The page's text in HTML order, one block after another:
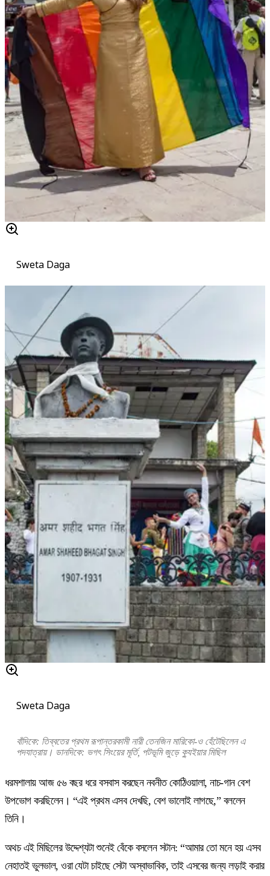
Sweta Daga
Sweta Daga
বাঁদিকে: তিব্বতের প্রথম রূপান্তরকামী নারী তেনজিন মারিকো-ও হেঁটেছিলেন এ
পদযাত্রায়। ডানদিকে: ভগৎ সিংয়ের মূর্তি, পটভূমি জুড়ে ক্যুইয়ার মিছিল
ধরমশালায় আজ ৫৬ বছর ধরে বসবাস করছেন নবনীত কোঠিওয়ালা, নাচ-গান বেশ
উপভোগ করছিলেন। “এই প্রথম এসব দেখছি, বেশ ভালোই লাগছে,” বললেন
তিনি।
অথচ এই মিছিলের উদ্দেশ্যটা শুনেই বেঁকে বসলেন সটান: “আমার তো মনে হয় এসব
নেহাতই ভুলভাল, ওরা যেটা চাইছে সেটা অস্বাভাবিক, তাই এসবের জন্য লড়াই করার